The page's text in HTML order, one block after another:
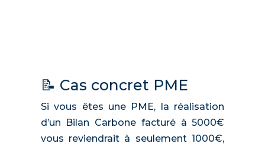
📝 Cas concret PME
Si vous êtes une PME, la réalisation
d’un Bilan Carbone facturé à 5000€
vous reviendrait à seulement 1000€,